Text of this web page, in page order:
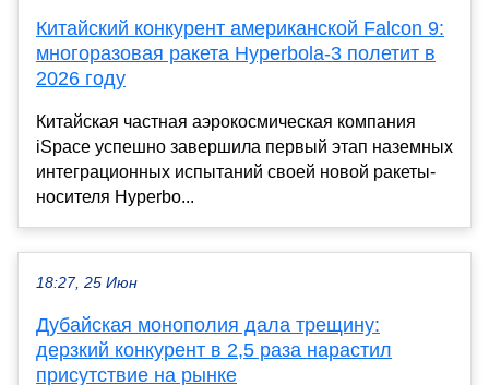
Китайский конкурент американской Falcon 9:
многоразовая ракета Hyperbola-3 полетит в
2026 году
Китайская частная аэрокосмическая компания
iSpace успешно завершила первый этап наземных
интеграционных испытаний своей новой ракеты-
носителя Hyperbo...
18:27, 25 Июн
Дубайская монополия дала трещину:
дерзкий конкурент в 2,5 раза нарастил
присутствие на рынке